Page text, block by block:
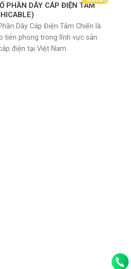
PHẦN DÂY CÁP ĐIỆN TÂM
Dây Cáp Điện Tâm Chiến là
tiên phong trong lĩnh vực sản
điện tại Việt Nam.